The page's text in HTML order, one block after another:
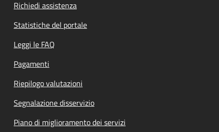
Richiedi assistenza
Statistiche del portale
Leggi le FAQ
Pagamenti
Riepilogo valutazioni
Segnalazione disservizio
Piano di miglioramento dei servizi